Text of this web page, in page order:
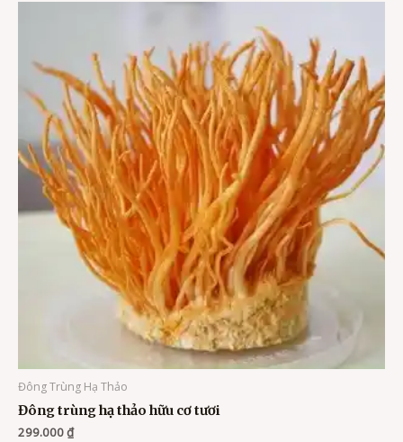
Đông Trùng Hạ Thảo
Đông trùng hạ thảo hữu cơ tươi
299.000₫